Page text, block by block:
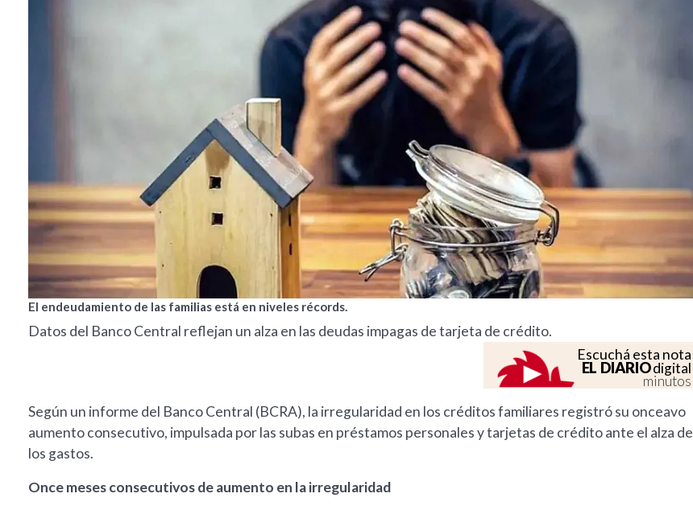
El endeudamiento de las familias está en niveles récords.
Datos del Banco Central reflejan un alza en las deudas impagas de tarjeta de crédito.
Escuchá esta nota
EL DIARIOdigital
minutos
Según un informe del Banco Central (BCRA), la irregularidad en los créditos familiares registró su onceavo
aumento consecutivo, impulsada por las subas en préstamos personales y tarjetas de crédito ante el alza de
los gastos.
Once meses consecutivos de aumento en la irregularidad